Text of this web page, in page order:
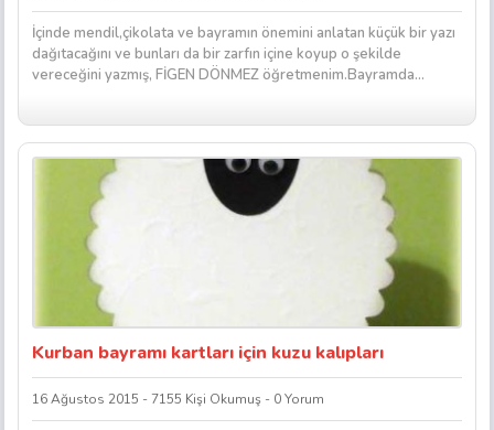
İçinde mendil,çikolata ve bayramın önemini anlatan küçük bir yazı
dağıtacağını ve bunları da bir zarfın içine koyup o şekilde
vereceğini yazmış, FİGEN DÖNMEZ öğretmenim.Bayramda...
Kurban bayramı kartları için kuzu kalıpları
16 Ağustos 2015 - 7155 Kişi Okumuş - 0 Yorum